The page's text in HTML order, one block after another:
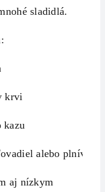
sladidlá.
krvi
kazu
alebo plnív
aj nízkym